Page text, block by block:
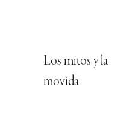
Los mitos y la
movida